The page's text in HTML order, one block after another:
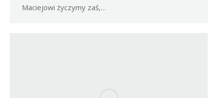
Maciejowi życzymy zaś,…